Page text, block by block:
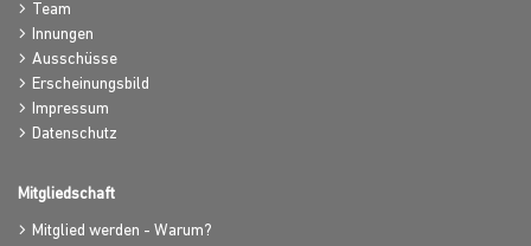
Team
Innungen
Ausschüsse
Erscheinungsbild
Impressum
Datenschutz
Mitgliedschaft
Mitglied werden - Warum?